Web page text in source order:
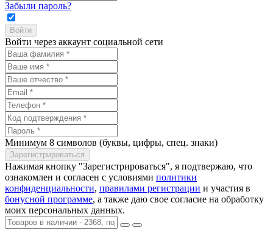
Забыли пароль?
Войти через аккаунт социальной сети
Минимум 8 символов (буквы, цифры, спец. знаки)
Нажимая кнопку "Зарегистрироваться", я подтвержаю, что
ознакомлен и согласен с условиями политики
конфиденциальности, правилами регистрации и участия в
бонусной программе, а также даю свое согласие на обработку
моих персональных данных.